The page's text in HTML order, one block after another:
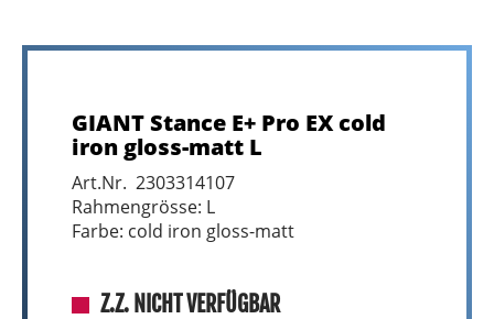
GIANT Stance E+ Pro EX cold
iron gloss-matt L
Art.Nr. 2303314107
Rahmengrösse: L
Farbe: cold iron gloss-matt
Z.Z. NICHT VERFÜGBAR